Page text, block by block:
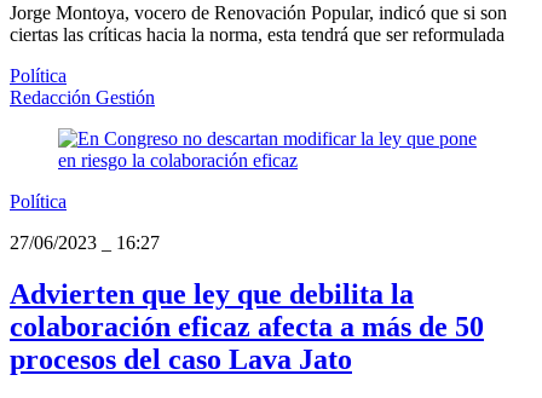
Jorge Montoya, vocero de Renovación Popular, indicó que si son
ciertas las críticas hacia la norma, esta tendrá que ser reformulada
Política
Redacción Gestión
Política
27/06/2023
16:27
Advierten que ley que debilita la
colaboración eficaz afecta a más de 50
procesos del caso Lava Jato